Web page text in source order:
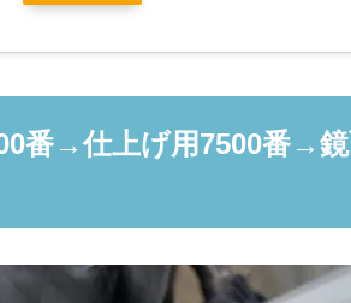
番→仕上げ用7500番→